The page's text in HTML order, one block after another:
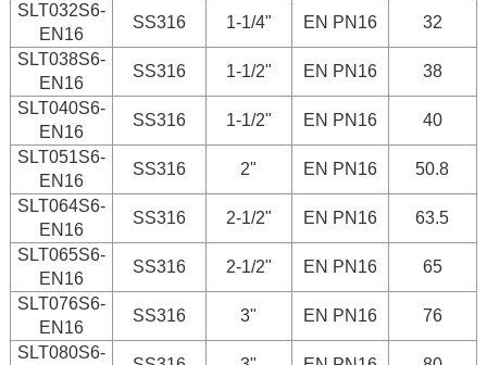
SLT032S6-
EN16
SS316 1-1/4" EN PN16
32
SLT038S6-
EN16
SS316 1-1/2" EN PN16
38
SLT040S6-
EN16
SS316 1-1/2" EN PN16
40
SLT051S6-
EN16
SS316 2" EN PN16
50.8
SLT064S6-
EN16
SS316 2-1/2" EN PN16
63.5
SLT065S6-
EN16
SS316 2-1/2" EN PN16
65
SLT076S6-
EN16
SS316 3" EN PN16
76
SLT080S6-